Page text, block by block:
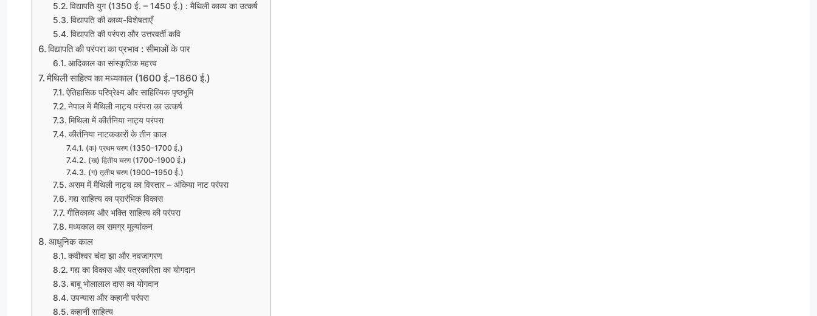
विद्यापति युग (1350 ई. – 1450 ई.) : मैथिली काव्य का उत्कर्ष
विद्यापति की काव्य-विशेषताएँ
विद्यापति की परंपरा और उत्तरवर्ती कवि
विद्यापति की परंपरा का प्रभाव : सीमाओं के पार
आदिकाल का सांस्कृतिक महत्त्व
मैथिली साहित्य का मध्यकाल (1600 ई.–1860 ई.)
ऐतिहासिक परिप्रेक्ष्य और साहित्यिक पृष्ठभूमि
नेपाल में मैथिली नाट्य परंपरा का उत्कर्ष
मिथिला में कीर्तनिया नाट्य परंपरा
कीर्तनिया नाटककारों के तीन काल
(क) प्रथम चरण (1350–1700 ई.)
(ख) द्वितीय चरण (1700–1900 ई.)
(ग) तृतीय चरण (1900–1950 ई.)
असम में मैथिली नाट्य का विस्तार – अंकिया नाट परंपरा
गद्य साहित्य का प्रारंभिक विकास
गीतिकाव्य और भक्ति साहित्य की परंपरा
मध्यकाल का समग्र मूल्यांकन
आधुनिक काल
कवीश्वर चंदा झा और नवजागरण
गद्य का विकास और पत्रकारिता का योगदान
बाबू भोलालाल दास का योगदान
उपन्यास और कहानी परंपरा
कहानी साहित्य